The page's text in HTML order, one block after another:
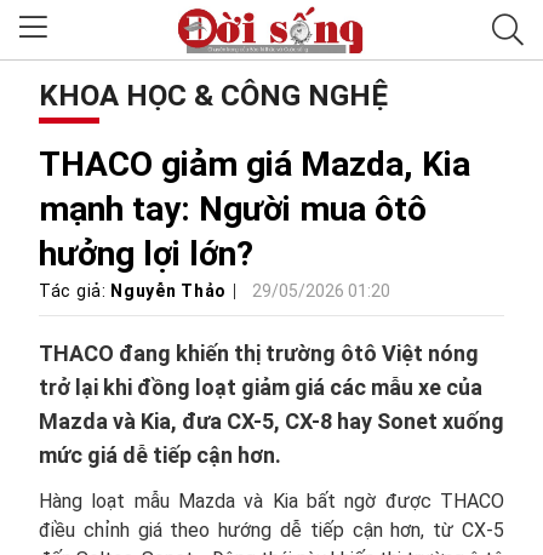
KHOA HỌC & CÔNG NGHỆ
THACO giảm giá Mazda, Kia
mạnh tay: Người mua ôtô
hưởng lợi lớn?
Tác giả: Nguyễn Thảo 29/05/2026 01:20
THACO đang khiến thị trường ôtô Việt nóng
trở lại khi đồng loạt giảm giá các mẫu xe của
Mazda và Kia, đưa CX-5, CX-8 hay Sonet xuống
mức giá dễ tiếp cận hơn.
Hàng loạt mẫu Mazda và Kia bất ngờ được THACO
điều chỉnh giá theo hướng dễ tiếp cận hơn, từ CX-5